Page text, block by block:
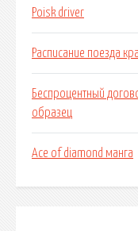
Poisk driver
Расписание поезда
Беспроцентный
образец
Ace of diamond манга